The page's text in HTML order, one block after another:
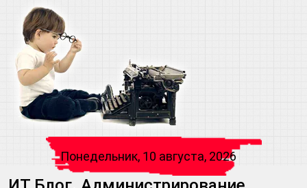
Понедельник, 10 августа, 2026